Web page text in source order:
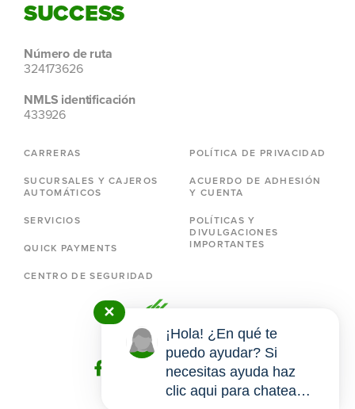
SUCCESS
Número de ruta
324173626
NMLS identificación
433926
CARRERAS
SUCURSALES Y CAJEROS
AUTOMÁTICOS
SERVICIOS
QUICK PAYMENTS
CENTRO DE SEGURIDAD
POLÍTICA DE PRIVACIDAD
ACUERDO DE ADHESIÓN
Y CUENTA
POLÍTICAS Y
DIVULGACIONES
IMPORTANTES
✕
¡Hola! ¿En qué te
puedo ayudar? Si
necesitas ayuda haz
clic aqui para chatear